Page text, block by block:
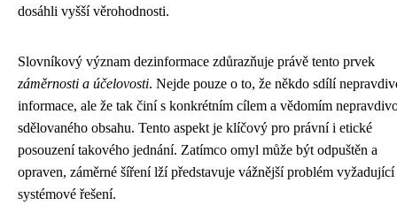
dosáhli vyšší věrohodnosti.
Slovníkový význam dezinformace zdůrazňuje právě tento prvek
záměrnosti a účelovosti. Nejde pouze o to, že někdo sdílí
informace, ale že tak činí s konkrétním cílem a vědomím
sdělovaného obsahu. Tento aspekt je klíčový pro právní i etické
posouzení takového jednání. Zatímco omyl může být odpuštěn a
opraven, záměrné šíření lží představuje vážnější problém vyžadující
systémové řešení.